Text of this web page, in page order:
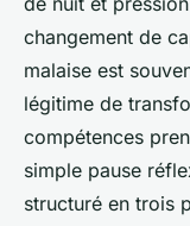
changement de
malaise est
légitime de
compétences
simple pause
structuré en trois